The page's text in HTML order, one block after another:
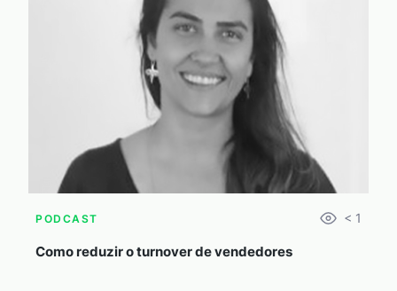
PODCAST < 1
Como reduzir o turnover de vendedores